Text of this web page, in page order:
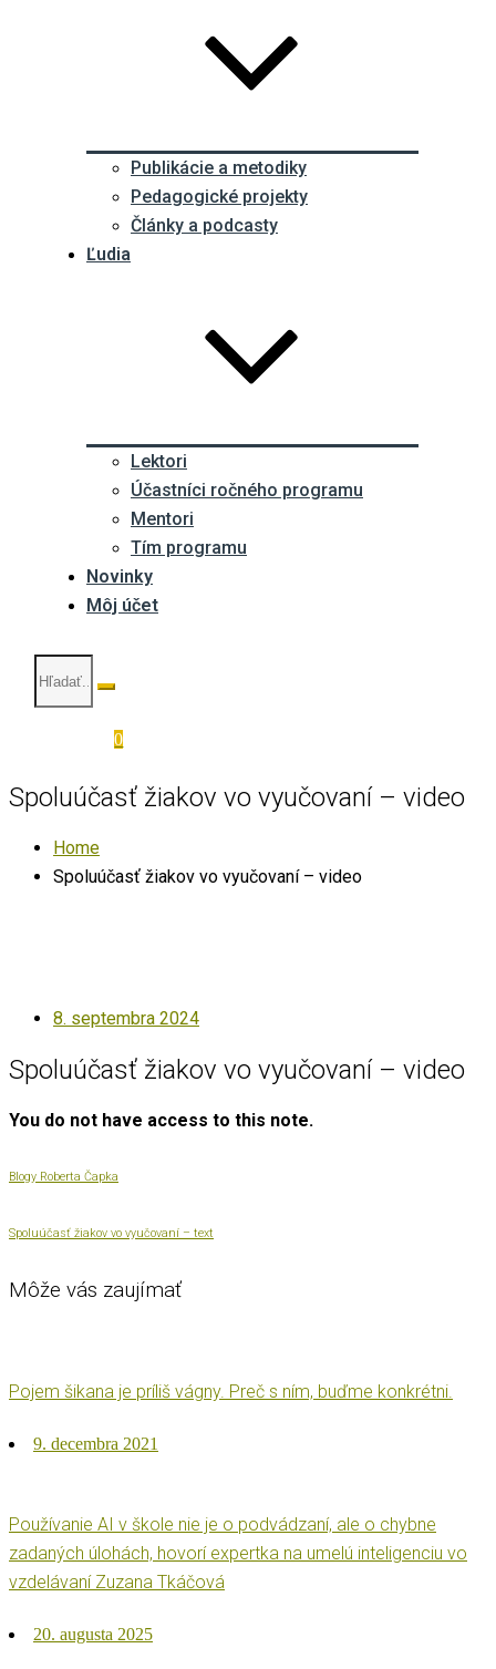
Publikácie a metodiky
Pedagogické projekty
Články a podcasty
Ľudia
Lektori
Účastníci ročného programu
Mentori
Tím programu
Novinky
Môj účet
0
Spoluúčasť žiakov vo vyučovaní – video
Home
Spoluúčasť žiakov vo vyučovaní – video
Posted
8. septembra 2024
Spoluúčasť žiakov vo vyučovaní – video
You do not have access to this note.
Blogy Roberta Čapka
Spoluúčasť žiakov vo vyučovaní – text
Môže vás zaujímať
Pojem šikana je príliš vágny. Preč s ním, buďme konkrétni.
Posted
9. decembra 2021
Používanie AI v škole nie je o podvádzaní, ale o chybne
zadaných úlohách, hovorí expertka na umelú inteligenciu vo
vzdelávaní Zuzana Tkáčová
Posted
20. augusta 2025